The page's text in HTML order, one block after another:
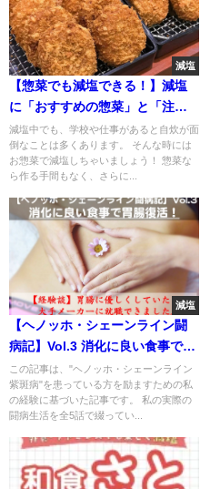
減塩
【惣菜でも減塩できる！】減塩
に「おすすめの惣菜」と「注意
すべき惣菜」
減塩中でも、学校や仕事があると自炊が面
倒なことは多くあります。 そんな時には
お惣菜で減塩しちゃいましょう！ 惣菜な
ら作る手間もなく、さらに...
減塩
【ヘノッホ・シェーンライン闘
病記】Vol.3 消化に良い食事で胃
腸復活！
この記事は、"ヘノッホ・シェーンライン
紫斑病"を患っている方を励ますための私
の経験に基づいた記事です。 私の実際の
闘病生活を全5話で綴ってい...